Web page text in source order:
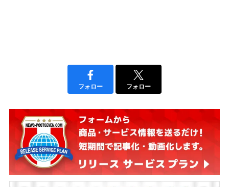
フォロー フォロー